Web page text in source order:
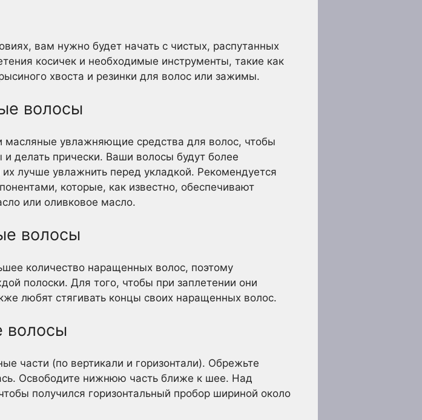
вам нужно будет начать с чистых, распутанных
косичек и необходимые инструменты, такие как
хвоста и резинки для волос или зажимы.
волосы
увлажняющие средства для волос, чтобы
делать прически. Ваши волосы будут более
лучше увлажнить перед укладкой. Рекомендуется
которые, как известно, обеспечивают
или оливковое масло.
волосы
количество наращенных волос, поэтому
полоски. Для того, чтобы при заплетении они
любят стягивать концы своих наращенных волос.
волосы
части (по вертикали и горизонтали). Обрежьте
Освободите нижнюю часть ближе к шее. Над
получился горизонтальный пробор шириной около